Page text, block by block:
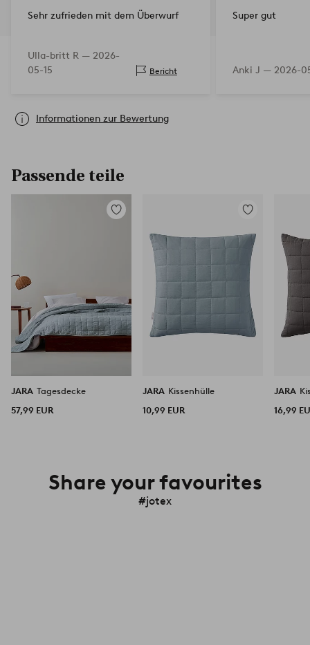
Sehr zufrieden mit dem Überwurf
Ulla-britt R — 2026-
05-15
Bericht
Super gut
Anki J — 2026-
Informationen zur Bewertung
Passende teile
Zu
hinzufügen
JARA Tagesdecke
57,99 EUR
Zu
hinzufügen
JARA Kissenhülle
10,99 EUR
JARA
16,99
Share your favourites
#jotex